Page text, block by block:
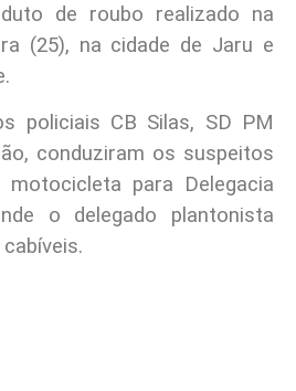
de roubo realizado na
(25), na cidade de Jaru e
policiais CB Silas, SD PM
conduziram os suspeitos
para Delegacia
o delegado plantonista